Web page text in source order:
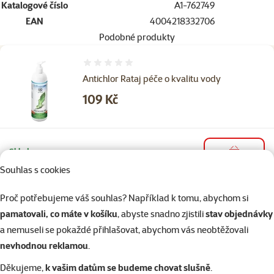
Souhlas s cookies
Proč potřebujeme váš souhlas? Například k tomu, abychom si
pamatovali, co máte v košíku, abyste snadno zjistilistav objednávky
a nemuseli se pokaždé přihlašovat, abychom vás neobtěžovali
nevhodnou reklamou.
Děkujeme,k vašim datům se budeme chovat slušně.
Katalogové číslo
A1-762749
EAN
4004218332706
Podobné produkty
Antichlor Rataj péče o kvalitu vody
Cena
109 Kč
Skladem do košíku
TETRA Aqua Safe 50ml
Hodnocení 85%, počet hodnocení: 4
4×hodnocení
Cena
74 Kč